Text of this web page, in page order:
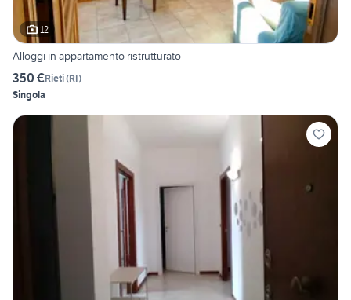
12
Alloggi in appartamento ristrutturato
350 €Rieti(RI)
Singola